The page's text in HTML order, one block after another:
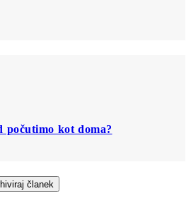
počutimo kot doma?
članek